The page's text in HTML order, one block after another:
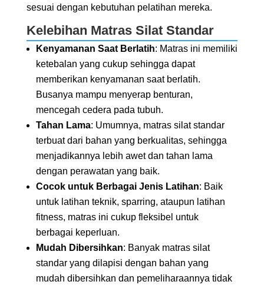
sesuai dengan kebutuhan pelatihan mereka.
Kelebihan Matras Silat Standar
Kenyamanan Saat Berlatih: Matras ini memiliki
ketebalan yang cukup sehingga dapat
memberikan kenyamanan saat berlatih.
Busanya mampu menyerap benturan,
mencegah cedera pada tubuh.
Tahan Lama: Umumnya, matras silat standar
terbuat dari bahan yang berkualitas, sehingga
menjadikannya lebih awet dan tahan lama
dengan perawatan yang baik.
Cocok untuk Berbagai Jenis Latihan: Baik
untuk latihan teknik, sparring, ataupun latihan
fitness, matras ini cukup fleksibel untuk
berbagai keperluan.
Mudah Dibersihkan: Banyak matras silat
standar yang dilapisi dengan bahan yang
mudah dibersihkan dan pemeliharaannya tidak